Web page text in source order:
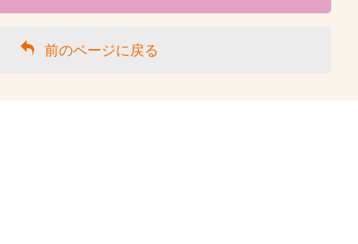
前のページに戻る